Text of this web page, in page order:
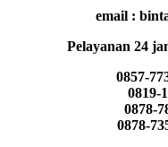
email :
Pelayanan 24
0857-
0819-
0878-
0878-